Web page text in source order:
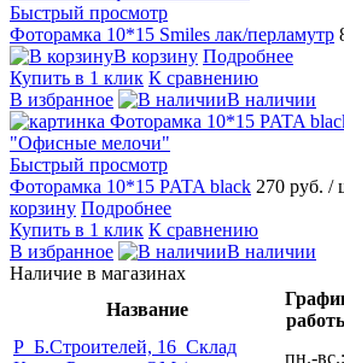
Быстрый просмотр
Фоторамка 10*15 Smiles лак/перламутр
В корзину Подробнее
Купить в 1 клик К сравнению
В избранное
В наличии
Быстрый просмотр
Фоторамка 10*15 PATA black 270 руб. /
корзину Подробнее
Купить в 1 клик К сравнению
В избранное
В наличии
Наличие в магазинах
Название
Р_Б.Строителей, 16_Склад
пн.-вс.: